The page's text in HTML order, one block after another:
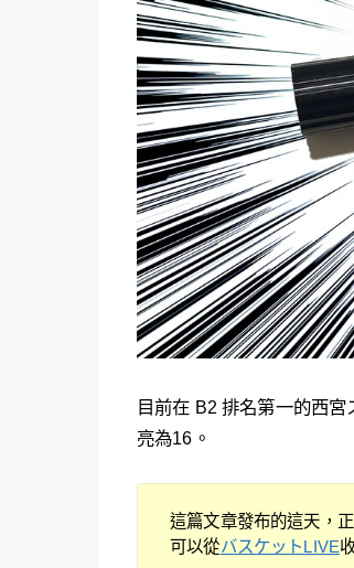
目前在 B2 排名第一的西
亮為16。
這篇文章發布的這天，
可以從バスケットLIVE